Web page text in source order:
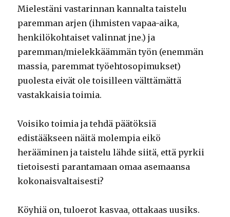
Mielestäni vastarinnan kannalta taistelu
paremman arjen (ihmisten vapaa-aika,
henkilökohtaiset valinnat jne.) ja
paremman/mielekkäämmän työn (enemmän
massia, paremmat työehtosopimukset)
puolesta eivät ole toisilleen välttämättä
vastakkaisia toimia.
Voisiko toimia ja tehdä päätöksiä
edistääkseen näitä molempia eikö
herääminen ja taistelu lähde siitä, että pyrkii
tietoisesti parantamaan omaa asemaansa
kokonaisvaltaisesti?
Köyhiä on, tuloerot kasvaa, ottakaas uusiks.